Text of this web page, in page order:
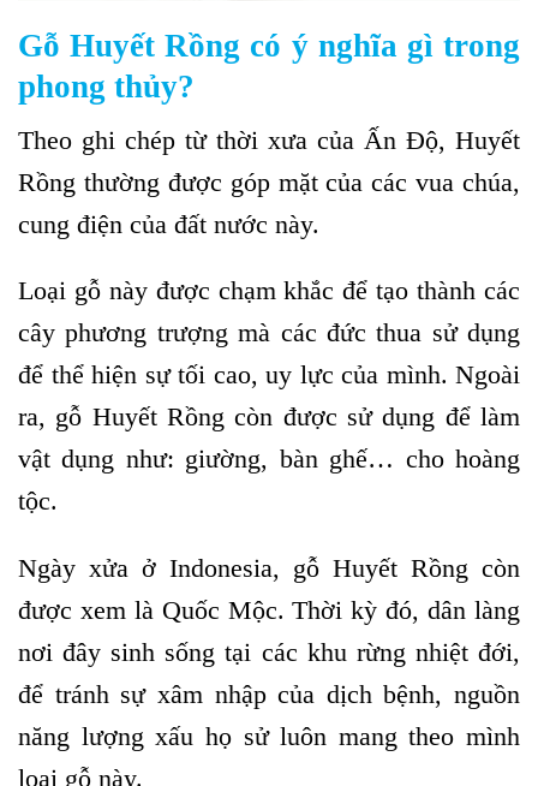
Gỗ Huyết Rồng có ý nghĩa gì trong
phong thủy?
Theo ghi chép từ thời xưa của Ấn Độ, Huyết
Rồng thường được góp mặt của các vua chúa,
cung điện của đất nước này.
Loại gỗ này được chạm khắc để tạo thành các
cây phương trượng mà các đức thua sử dụng
để thể hiện sự tối cao, uy lực của mình. Ngoài
ra, gỗ Huyết Rồng còn được sử dụng để làm
vật dụng như: giường, bàn ghế… cho hoàng
tộc.
Ngày xửa ở Indonesia, gỗ Huyết Rồng còn
được xem là Quốc Mộc. Thời kỳ đó, dân làng
nơi đây sinh sống tại các khu rừng nhiệt đới,
để tránh sự xâm nhập của dịch bệnh, nguồn
năng lượng xấu họ sử luôn mang theo mình
loại gỗ này.